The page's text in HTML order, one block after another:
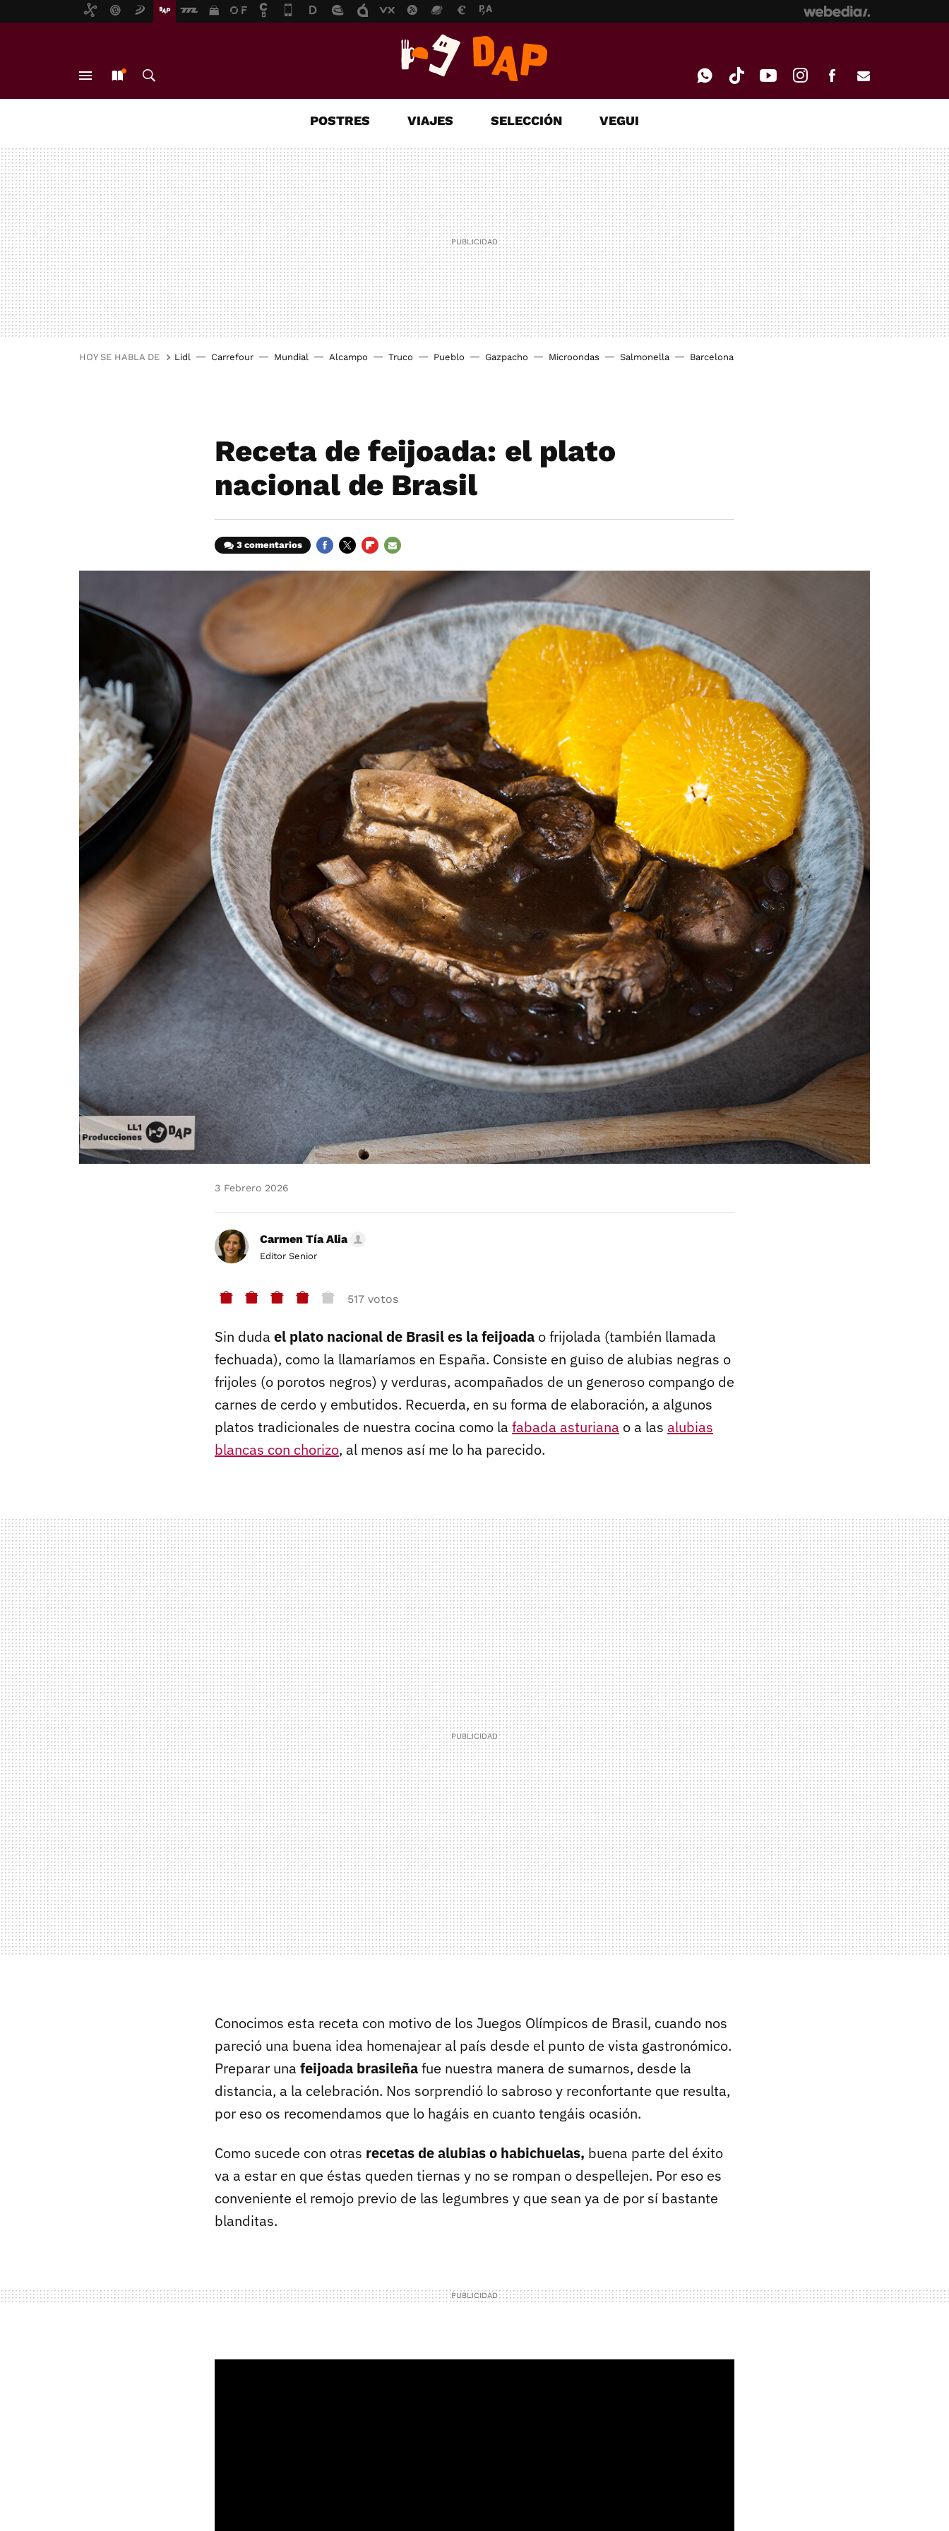
MAIL
POSTRES VIAJES SELECCIÓN VEGUI
HOY SE HABLA DE Lidl Carrefour Mundial Alcampo Truco Pueblo Gazpacho Microondas Salmonella Barcelona
Receta de feijoada: el plato
nacional de Brasil
3 comentarios
3 Febrero 2026
Carmen Tía Alia
Editor Senior
517 votos
Sin duda el plato nacional de Brasil es la feijoada o frijolada (también llamada
fechuada), como la llamaríamos en España. Consiste en guiso de alubias negras o
frijoles (o porotos negros) y verduras, acompañados de un generoso compango de
carnes de cerdo y embutidos. Recuerda, en su forma de elaboración, a algunos
platos tradicionales de nuestra cocina como la fabada asturiana o a las alubias
blancas con chorizo, al menos así me lo ha parecido.
Conocimos esta receta con motivo de los Juegos Olímpicos de Brasil, cuando nos
pareció una buena idea homenajear al país desde el punto de vista gastronómico.
Preparar una feijoada brasileñafue nuestra manera de sumarnos, desde la
distancia, a la celebración. Nos sorprendió lo sabroso y reconfortante que resulta,
por eso os recomendamos que lo hagáis en cuanto tengáis ocasión.
Como sucede con otras recetas de alubias o habichuelas, buena parte del éxito
va a estar en que éstas queden tiernas y no se rompan o despellejen. Por eso es
conveniente el remojo previo de las legumbres y que sean ya de por sí bastante
blanditas.